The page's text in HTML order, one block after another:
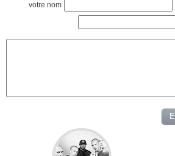
votre nom